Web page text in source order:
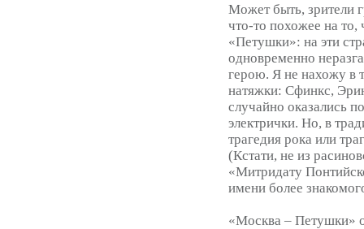
Может быть, зрители
что-то похожее на то,
«Петушки»: на эти
одновременно
герою. Я не нахожу в
натяжки: Сфинкс,
случайно оказались
электрички. Но, в
трагедия рока или
(Кстати, не из
«Митридату
имени более
«Москва – Петушки»